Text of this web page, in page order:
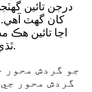
درجن تائين
کان گهٽ آهي.
اڃا تائين
ٿڌي ٿيڻ جي حالت ۾ آهي ۽ اهو هڪ ٿلهو مائع آهي.